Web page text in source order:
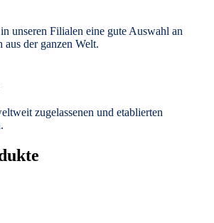
unseren Filialen eine gute Auswahl an
der ganzen Welt.
zugelassenen und etablierten